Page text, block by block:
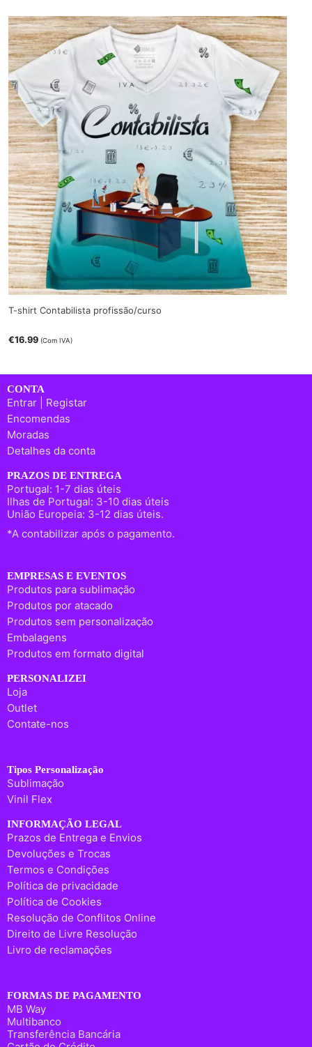
T-shirt Contabilista profissão/curso
€16.99 (Com IVA)
CONTA
Entrar | Registar
Encomendas
Moradas
Detalhes da conta
PRAZOS DE ENTREGA
Portugal: 1-7 dias úteis
Ilhas de Portugal: 3-10 dias úteis
União Europeia: 3-12 dias úteis.
*A contabilizar após o pagamento.
EMPRESAS E EVENTOS
Produtos para sublimação
Produtos por atacado
Produtos sem personalização
Embalagens
Produtos em formato digital
PERSONALIZEI
Loja
Outlet
Contate-nos
Tipos Personalização
Sublimação
Vinil Flex
INFORMAÇÃO LEGAL
Prazos de Entrega e Envios
Devoluções e Trocas
Termos e Condições
Política de privacidade
Política de Cookies
Resolução de Conflitos Online
Direito de Livre Resolução
Livro de reclamações
FORMAS DE PAGAMENTO
MB Way
Multibanco
Transferência Bancária